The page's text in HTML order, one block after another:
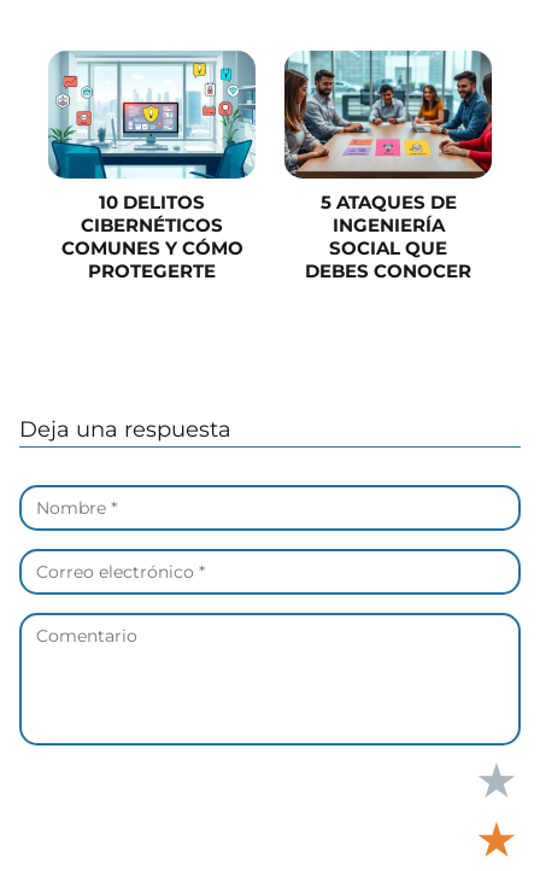
10 DELITOS
CIBERNÉTICOS
COMUNES Y CÓMO
PROTEGERTE
5 ATAQUES DE
INGENIERÍA
SOCIAL QUE
DEBES CONOCER
Deja una respuesta
★
★